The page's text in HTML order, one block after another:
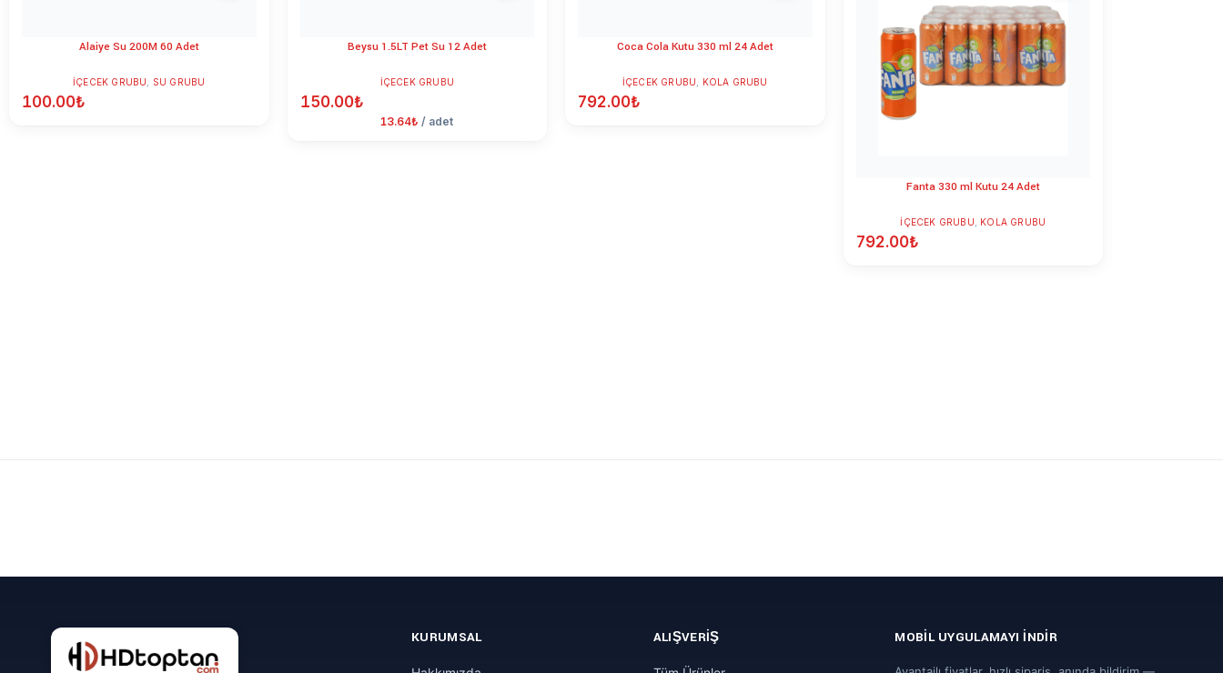
Alaiye Su 200M 60 Adet
İÇECEK GRUBU SU GRUBU
100.00₺
Beysu 1.5LT Pet Su 12 Adet
İÇECEK GRUBU
150.00₺
13.64₺ / adet
Coca Cola Kutu 330 ml 24 Adet
İÇECEK GRUBU KOLA GRUBU
792.00₺
Fanta 330 ml Kutu 24 Adet
İÇECEK GRUBU KOLA GRUBU
792.00₺
KURUMSAL ALIŞVERIŞ MOBIL UYGULAMAYI İNDIR